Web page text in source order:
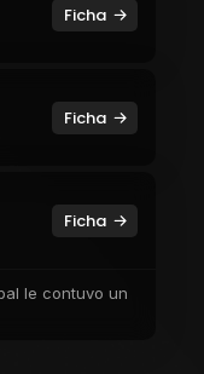
Ficha
Ficha
Ficha
le contuvo un